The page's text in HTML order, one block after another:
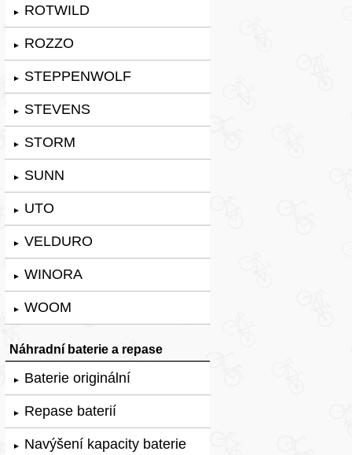
► ROTWILD
► ROZZO
► STEPPENWOLF
► STEVENS
► STORM
► SUNN
► UTO
► VELDURO
► WINORA
► WOOM
Náhradní baterie a repase
► Baterie originální
► Repase baterií
► Navýšení kapacity baterie